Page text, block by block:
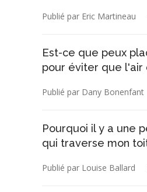
Publié par Eric Martineau
Est-ce que peux
pour éviter que l'air
Publié par Dany Bonenfant
Pourquoi il y a une
qui traverse mon
Publié par Louise Ballard